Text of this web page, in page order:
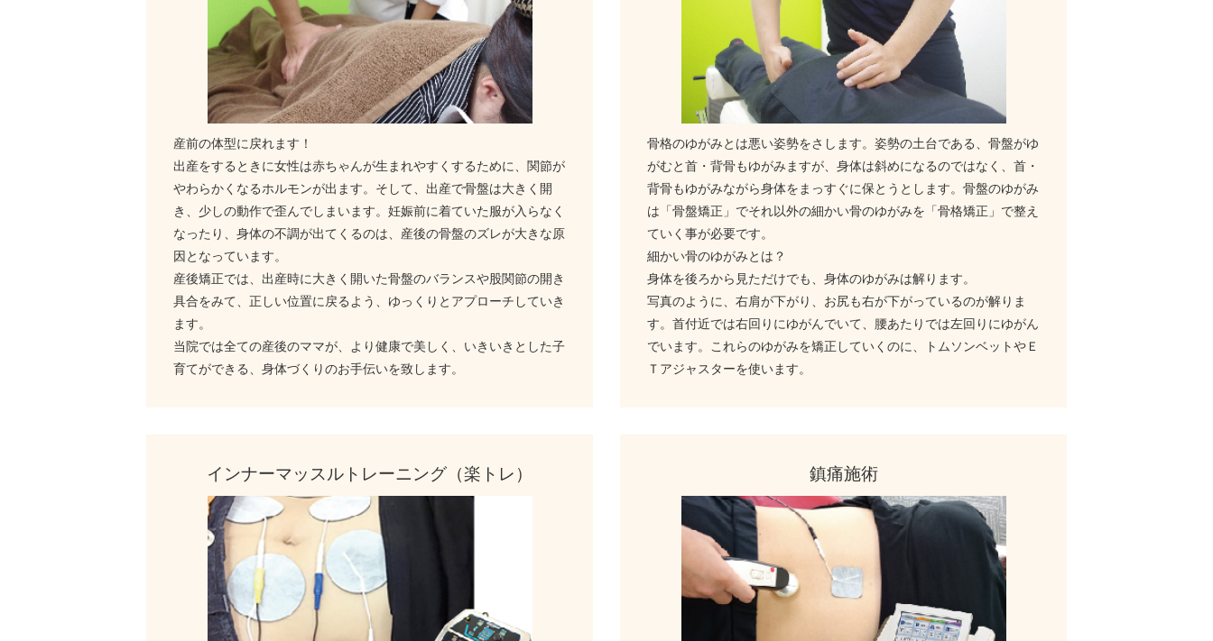
産前の体型に戻れます！
出産をするときに女性は赤ちゃんが生まれやすくするために、関節が
やわらかくなるホルモンが出ます。そして、出産で骨盤は大きく開
き、少しの動作で歪んでしまいます。妊娠前に着ていた服が入らなく
なったり、身体の不調が出てくるのは、産後の骨盤のズレが大きな原
因となっています。
産後矯正では、出産時に大きく開いた骨盤のバランスや股関節の開き
具合をみて、正しい位置に戻るよう、ゆっくりとアプローチしていき
ます。
当院では全ての産後のママが、より健康で美しく、いきいきとした子
育てができる、身体づくりのお手伝いを致します。
骨格のゆがみとは悪い姿勢をさします。姿勢の土台である、骨盤がゆ
がむと首・背骨もゆがみますが、身体は斜めになるのではなく、首・
背骨もゆがみながら身体をまっすぐに保とうとします。骨盤のゆがみ
は「骨盤矯正」でそれ以外の細かい骨のゆがみを「骨格矯正」で整え
ていく事が必要です。
細かい骨のゆがみとは？
身体を後ろから見ただけでも、身体のゆがみは解ります。
写真のように、右肩が下がり、お尻も右が下がっているのが解りま
す。首付近では右回りにゆがんでいて、腰あたりでは左回りにゆがん
でいます。これらのゆがみを矯正していくのに、トムソンベットやＥ
Ｔアジャスターを使います。
インナーマッスルトレーニング（楽トレ） 鎮痛施術